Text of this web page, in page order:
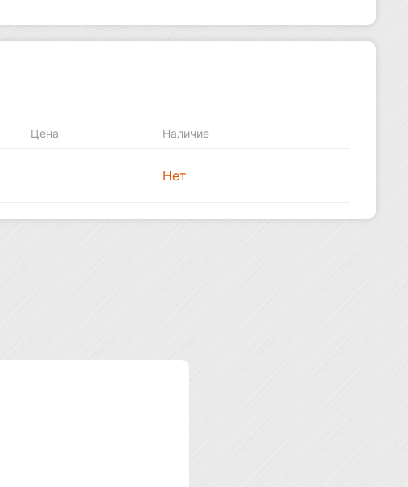
Цена Наличие
Нет